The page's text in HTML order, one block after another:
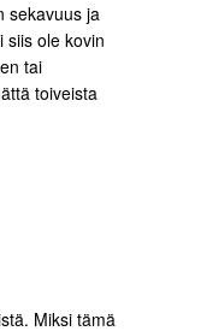
sekavuus ja
siis ole kovin
tai
toiveista
Miksi tämä